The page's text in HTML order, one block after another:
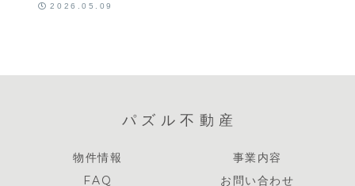
2026.05.09
パズル不動産
物件情報
事業内容
FAQ
お問い合わせ